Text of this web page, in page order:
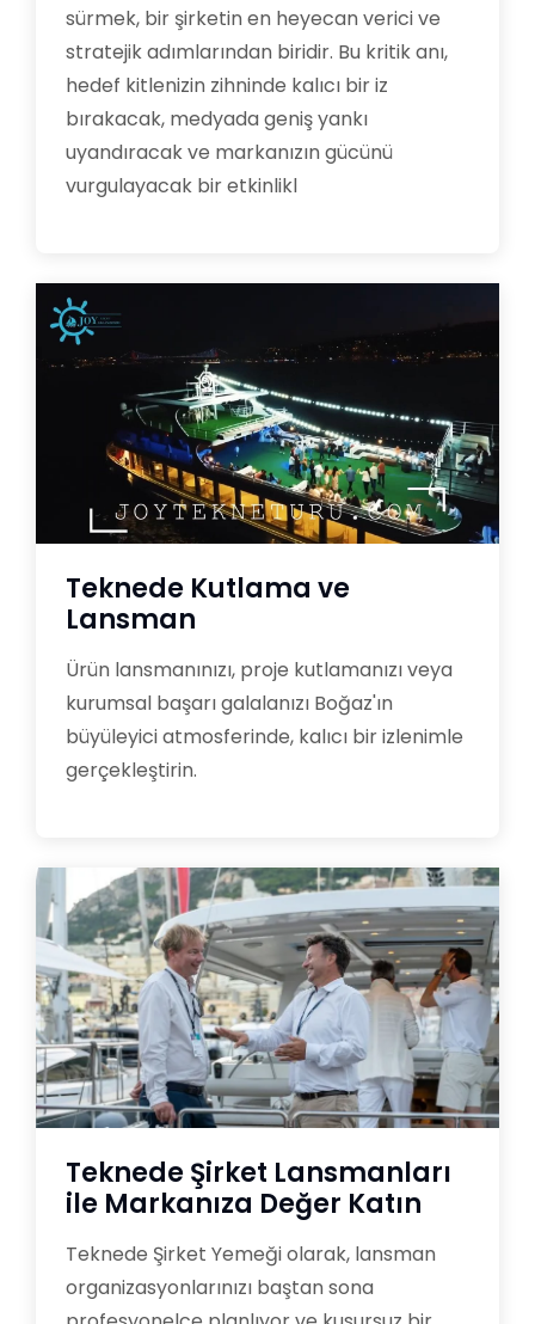
sürmek, bir şirketin en heyecan verici ve
stratejik adımlarından biridir. Bu kritik anı,
hedef kitlenizin zihninde kalıcı bir iz
bırakacak, medyada geniş yankı
uyandıracak ve markanızın gücünü
vurgulayacak bir etkinlikl
Teknede Kutlama ve
Lansman
Ürün lansmanınızı, proje kutlamanızı veya
kurumsal başarı galalanızı Boğaz'ın
büyüleyici atmosferinde, kalıcı bir izlenimle
gerçekleştirin.
Teknede Şirket Lansmanları
ile Markanıza Değer Katın
Teknede Şirket Yemeği olarak, lansman
organizasyonlarınızı baştan sona